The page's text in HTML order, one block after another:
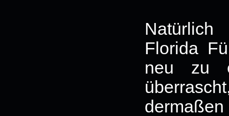
Florida
neu zu